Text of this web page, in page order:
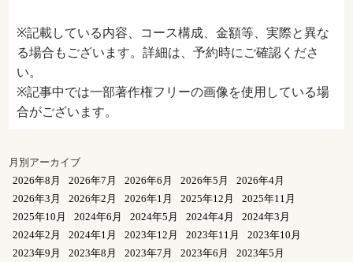
※記載している内容、コース構成、金額等、実際と異な
る場合もございます。詳細は、予約時にご確認くださ
い。
※記事中では一部著作権フリーの画像を使用している場
合がございます。
月別アーカイブ
2026年8月
2026年7月 2026年6月 2026年5月
2026年4月
2026年3月
2026年2月 2026年1月 2025年12月
2025年11月
2025年10月
2024年6月 2024年5月 2024年4月
2024年3月
2024年2月
2024年1月 2023年12月 2023年11月
2023年10月
2023年9月
2023年8月 2023年7月 2023年6月
2023年5月